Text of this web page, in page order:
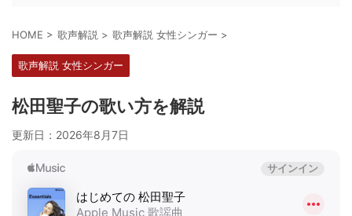
HOME > 歌声解説 > 歌声解説 女性シンガー >
歌声解説 女性シンガー
松田聖子の歌い方を解説
更新日： 2026年8月7日